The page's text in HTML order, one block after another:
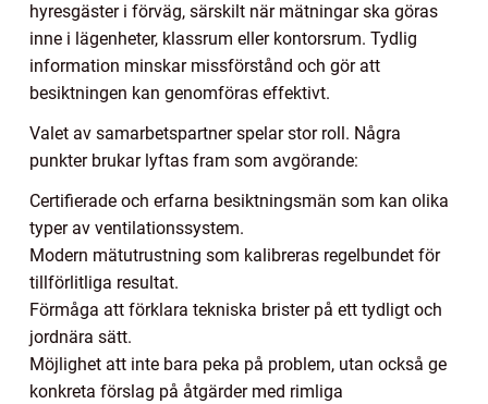
hyresgäster i förväg, särskilt när mätningar ska göras
inne i lägenheter, klassrum eller kontorsrum. Tydlig
information minskar missförstånd och gör att
besiktningen kan genomföras effektivt.
Valet av samarbetspartner spelar stor roll. Några
punkter brukar lyftas fram som avgörande:
Certifierade och erfarna besiktningsmän som kan olika
typer av ventilationssystem.
Modern mätutrustning som kalibreras regelbundet för
tillförlitliga resultat.
Förmåga att förklara tekniska brister på ett tydligt och
jordnära sätt.
Möjlighet att inte bara peka på problem, utan också ge
konkreta förslag på åtgärder med rimliga